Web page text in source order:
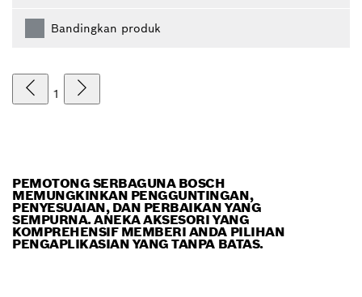
Bandingkan produk
1
PEMOTONG SERBAGUNA BOSCH
MEMUNGKINKAN PENGGUNTINGAN,
PENYESUAIAN, DAN PERBAIKAN YANG
SEMPURNA. ANEKA AKSESORI YANG
KOMPREHENSIF MEMBERI ANDA PILIHAN
PENGAPLIKASIAN YANG TANPA BATAS.